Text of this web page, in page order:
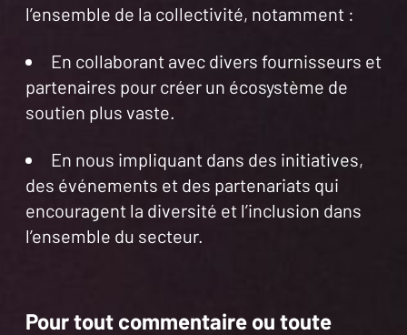
l’ensemble de la collectivité, notamment :
En collaborant avec divers fournisseurs et
partenaires pour créer un écosystème de
soutien plus vaste.
En nous impliquant dans des initiatives,
des événements et des partenariats qui
encouragent la diversité et l’inclusion dans
l’ensemble du secteur.
Pour tout commentaire ou toute